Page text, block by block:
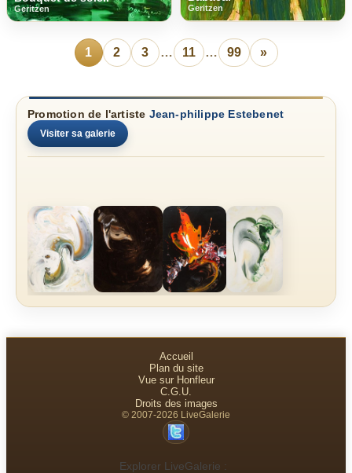
Geritzen Geritzen
1 2 3 … 11 … 99 »
Promotion de l'artiste Jean-philippe Estebenet
Visiter sa galerie
Accueil
Plan du site
Vue sur Honfleur
C.G.U.
Droits des images
© 2007-2026 LiveGalerie
Explorer LiveGalerie :